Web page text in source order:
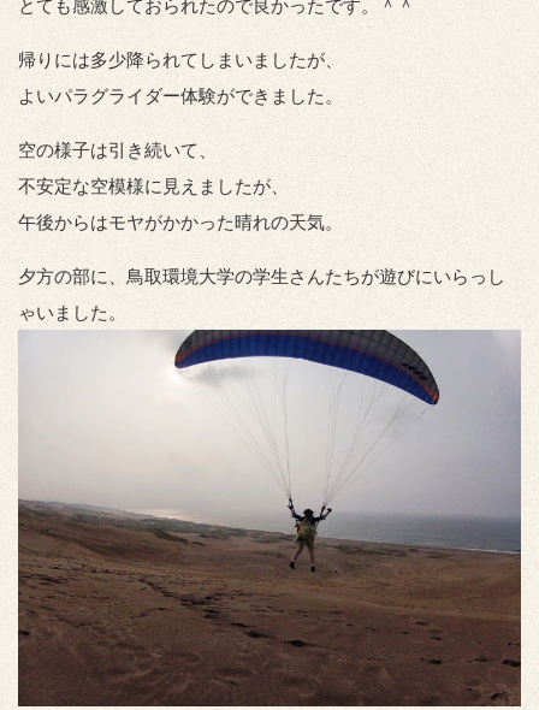
帰りには多少降られてしまいましたが、
よいパラグライダー体験ができました。
空の様子は引き続いて、
不安定な空模様に見えましたが、
午後からはモヤがかかった晴れの天気。
夕方の部に、鳥取環境大学の学生さんたちが遊びにいらっし
ゃいました。